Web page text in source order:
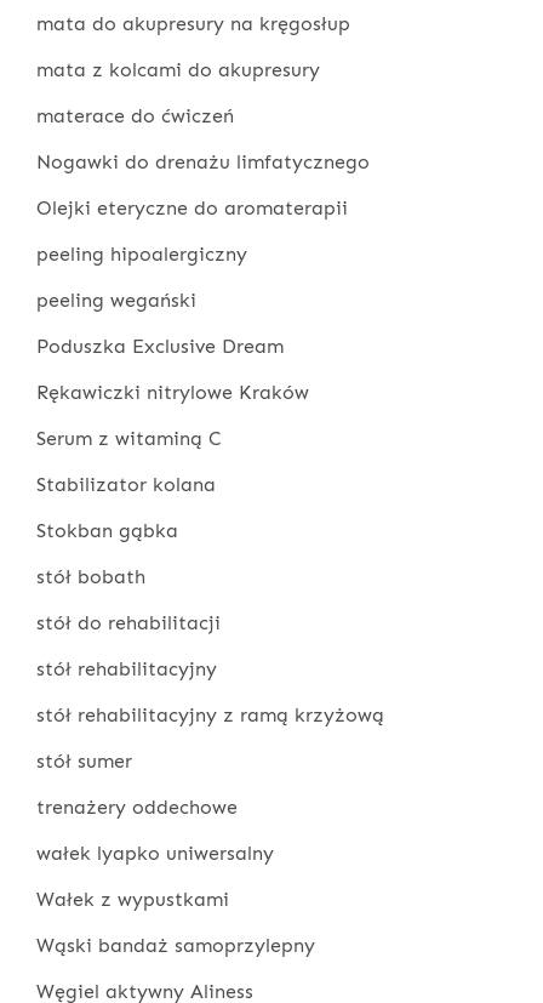
mata do akupresury na kręgosłup
mata z kolcami do akupresury
materace do ćwiczeń
Nogawki do drenażu limfatycznego
Olejki eteryczne do aromaterapii
peeling hipoalergiczny
peeling wegański
Poduszka Exclusive Dream
Rękawiczki nitrylowe Kraków
Serum z witaminą C
Stabilizator kolana
Stokban gąbka
stół bobath
stół do rehabilitacji
stół rehabilitacyjny
stół rehabilitacyjny z ramą krzyżową
stół sumer
trenażery oddechowe
wałek lyapko uniwersalny
Wałek z wypustkami
Wąski bandaż samoprzylepny
Węgiel aktywny Aliness